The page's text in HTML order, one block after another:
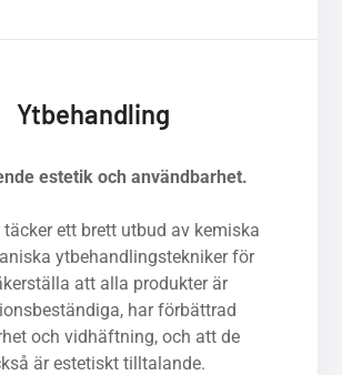
Ytbehandling
estetik och användbarhet.
täcker ett brett utbud av kemiska
ytbehandlingstekniker för
att alla produkter är
har förbättrad
och vidhäftning, och att de
är estetiskt tilltalande.